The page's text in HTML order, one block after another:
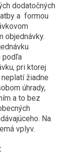
dodatočných
a formou
objednávky.
podľa
pri ktorej
žiadne
úhrady,
a to bez
Na
vplyv.